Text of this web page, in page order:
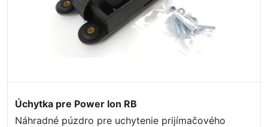
Úchytka pre Power Ion RB
Náhradné púzdro pre uchytenie prijímačového